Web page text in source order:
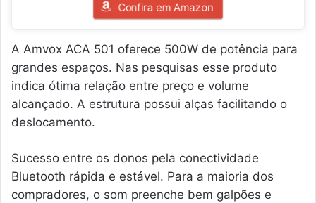
Confira em Amazon
A Amvox ACA 501 oferece 500W de potência para
grandes espaços. Nas pesquisas esse produto
indica ótima relação entre preço e volume
alcançado. A estrutura possui alças facilitando o
deslocamento.
Sucesso entre os donos pela conectividade
Bluetooth rápida e estável. Para a maioria dos
compradores, o som preenche bem galpões e